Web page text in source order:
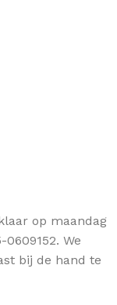
op maandag
We
bij de hand te